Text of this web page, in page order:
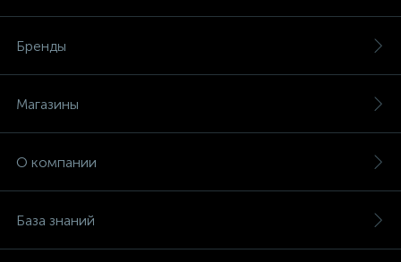
Бренды
Магазины
О компании
База знаний